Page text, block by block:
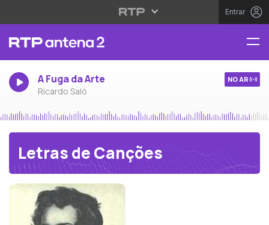
Entrar
A Fuga da Arte
Ricardo Saló
NO AR
Letras de Canções